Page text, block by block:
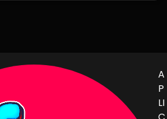
A
P
LI